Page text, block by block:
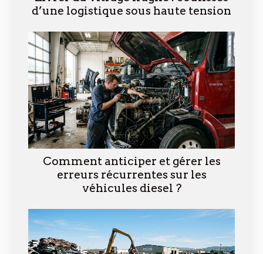
d’une logistique sous haute tension
Comment anticiper et gérer les
erreurs récurrentes sur les
véhicules diesel ?